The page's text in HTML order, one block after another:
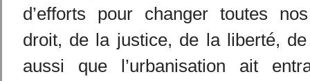
d’efforts pour changer toutes
droit, de la justice, de la liberté,
aussi que l’urbanisation ait